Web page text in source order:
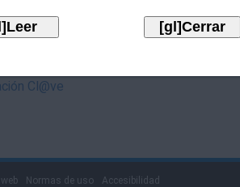
Cl@ve
Normas de uso Accesibilidad